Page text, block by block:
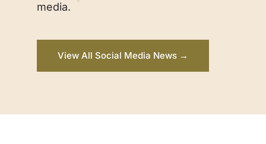
media.
View All Social Media News →